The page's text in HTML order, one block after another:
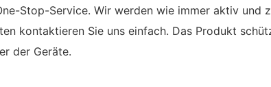
Stop-Service. Wir werden wie immer aktiv und
kontaktieren Sie uns einfach. Das Produkt
der Geräte.